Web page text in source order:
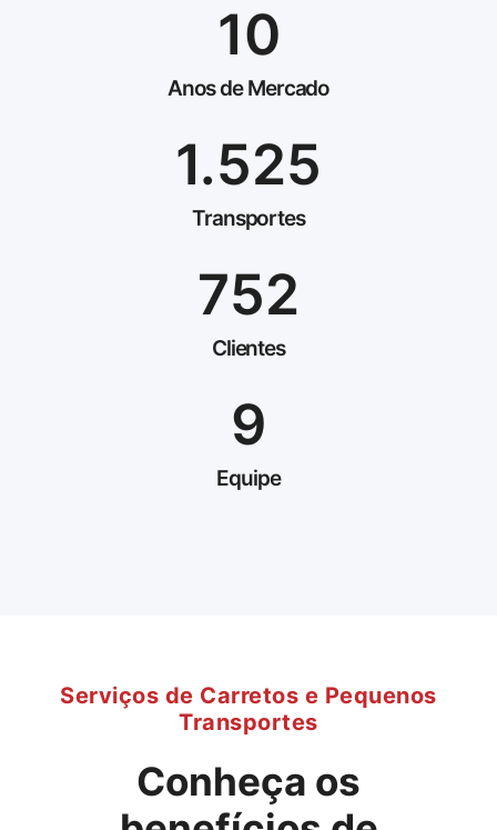
Anos de Mercado
10
Transportes
1.525
Clientes
752
Equipe
9
Serviços de Carretos e Pequenos
Transportes
Conheça os